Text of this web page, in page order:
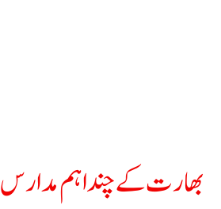
بھارت کے چند اہم مدارس